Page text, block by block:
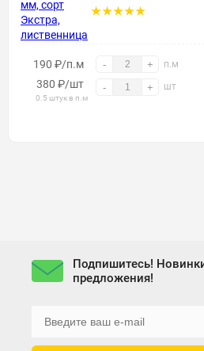
190 ₽/п.м - + п.м
380 ₽/шт
0.5 штук в п.м
- + шт
Подпишитесь!
предложения!